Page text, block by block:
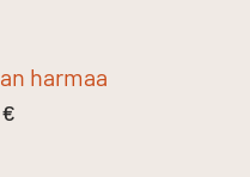
harmaa
€